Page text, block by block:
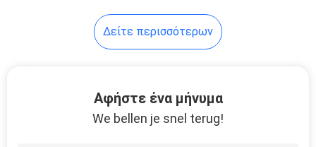
Δείτε περισσότερων
Αφήστε ένα μήνυμα
We bellen je snel terug!